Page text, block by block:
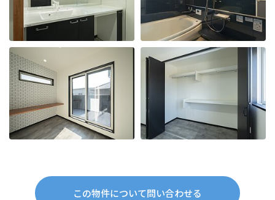
この物件について問い合わせる